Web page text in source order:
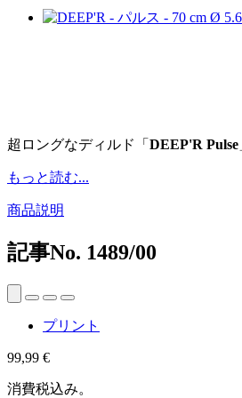
超ロングなディルド「 DEEP'R Pulse
もっと読む...
商品説明
記事No. 1489/00
プリント
99,99 €
消費税込み。